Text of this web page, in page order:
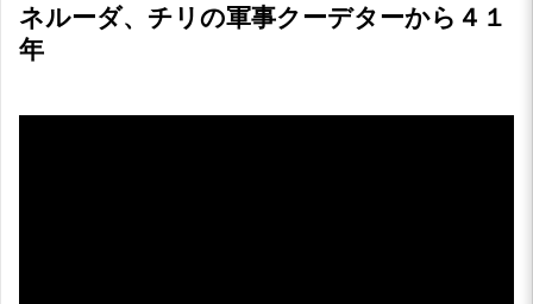
ネルーダ、チリの軍事クーデターから４１
年